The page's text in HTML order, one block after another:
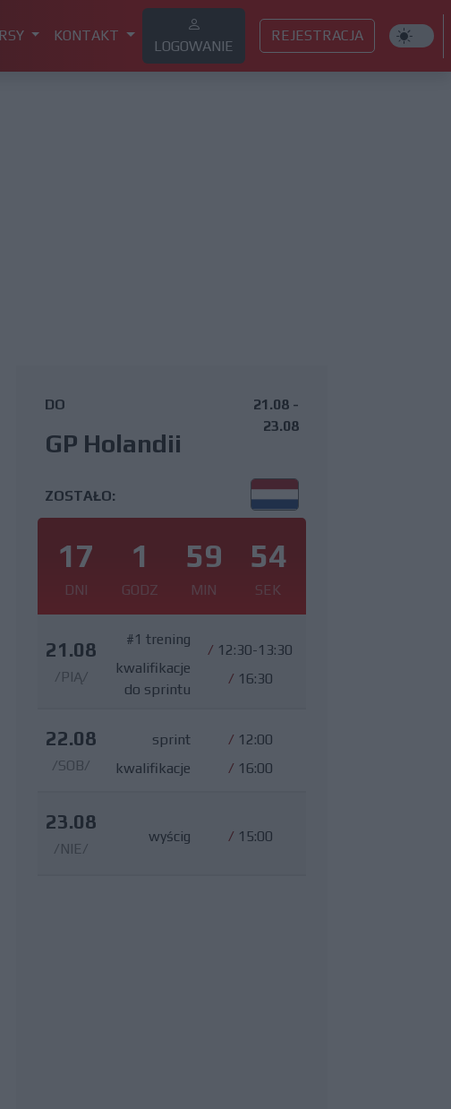
KONTAKT
LOGOWANIE
REJESTRACJA
DO
GP Holandii
21.08 -
23.08
ZOSTAŁO:
17
DNI
1
GODZ
59
MIN
53
SEK
21.08
/PIĄ/
#1 trening
kwalifikacje
do sprintu
/ 12:30-13:30
/ 16:30
22.08
/SOB/
sprint
kwalifikacje
/ 12:00
/ 16:00
23.08
/NIE/
wyścig / 15:00